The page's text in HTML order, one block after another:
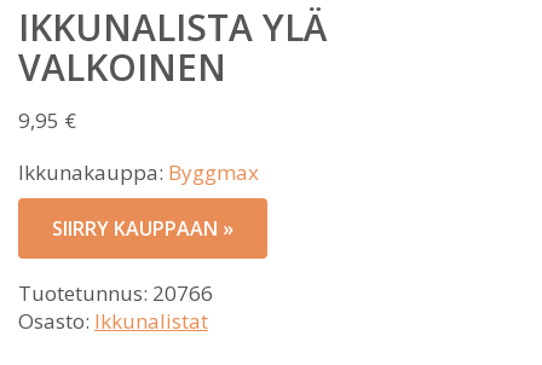
IKKUNALISTA YLÄ
VALKOINEN
9,95 €
Ikkunakauppa: Byggmax
SIIRRY KAUPPAAN »
Tuotetunnus: 20766
Osasto: Ikkunalistat